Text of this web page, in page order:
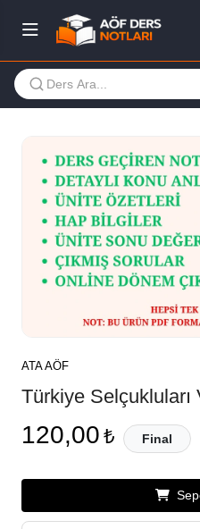
ATA AÖF
Türkiye Selçukluları
120,00 ₺ Final